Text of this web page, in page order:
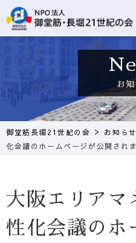
お
御堂筋長堀21世紀の会 > お知らせ
化会議のホームページが公開され
大阪エリアマ
性化会議のホ